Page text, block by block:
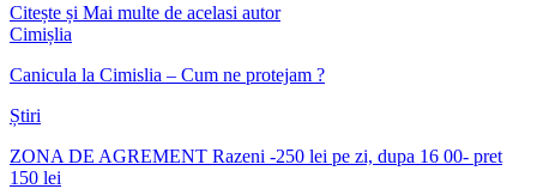
Citește și Mai multe de acelasi autor
Cimișlia
Canicula la Cimislia – Cum ne protejam ?
Știri
ZONA DE AGREMENT Razeni -250 lei pe zi, dupa 16 00- pret
150 lei